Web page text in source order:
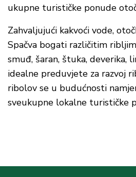
ukupne turističke ponude
Zahvaljujući kakvoći vode,
Spačva bogati različitim
smuđ, šaran, štuka, deverika,
idealne preduvjete za razvoj
ribolov se u budućnosti
sveukupne lokalne turističke